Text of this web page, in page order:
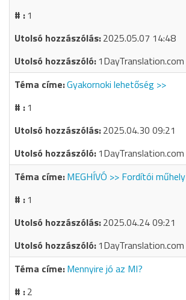
1
2025.05.07 14:48
1DayTranslation.com
Gyakornoki lehetőség >>
1
2025.04.30 09:21
1DayTranslation.com
MEGHÍVÓ >> Fordítói műhely
1
2025.04.24 09:21
1DayTranslation.com
Mennyire jó az MI?
2